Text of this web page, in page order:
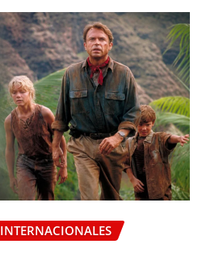
INTERNACIONALES